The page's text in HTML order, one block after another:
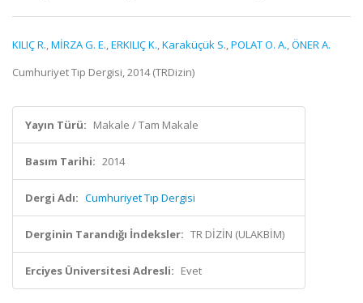
KILIÇ R.,MİRZA G. E.,ERKILIÇ K.,Karaküçük S.,POLAT O. A.,ÖNER A.
Cumhuriyet Tıp Dergisi, 2014 (TRDizin)
Yayın Türü: Makale / Tam Makale
Basım Tarihi: 2014
Dergi Adı: Cumhuriyet Tıp Dergisi
Derginin Tarandığı İndeksler: TR DİZİN (ULAKBİM)
Erciyes Üniversitesi Adresli: Evet